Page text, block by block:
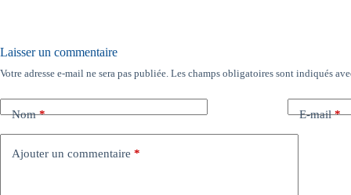
Laisser un commentaire
Votre adresse e-mail ne sera pas publiée. Les champs obligatoires sont indiqués
Nom* E-mail*
Ajouter un commentaire *